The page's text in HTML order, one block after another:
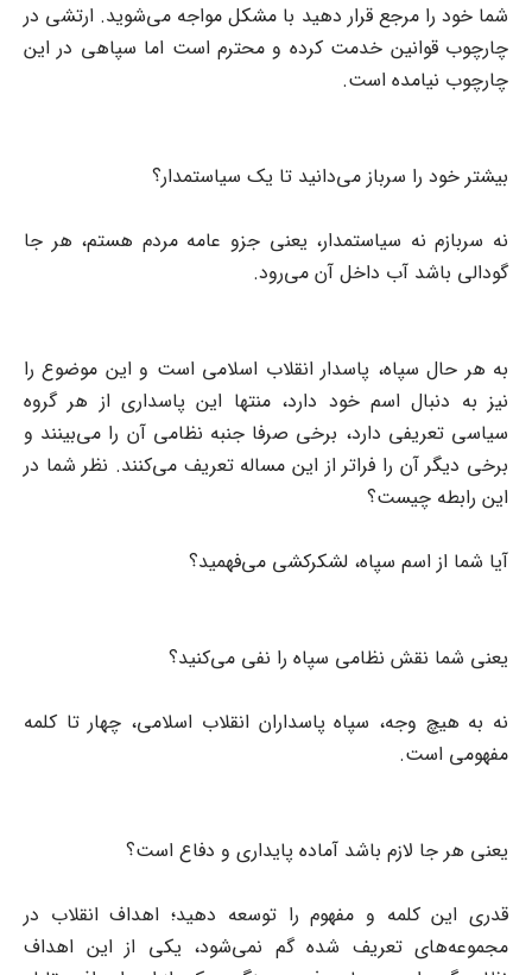
شما خود را مرجع قرار دهید با مشکل مواجه می‌شوید. ارتشی در
چارچوب قوانین خدمت کرده و محترم است اما سپاهی در این
چارچوب نیامده است.
بیشتر خود را سرباز می‌دانید تا یک سیاستمدار؟
نه سربازم نه سیاستمدار، یعنی جزو عامه مردم هستم، هر جا
گودالی باشد آب داخل آن می‌رود.
به هر حال سپاه، پاسدار انقلاب اسلامی است و این موضوع را
نیز به دنبال اسم خود دارد، منتها این پاسداری از هر گروه
سیاسی تعریفی دارد، برخی صرفا جنبه نظامی آن را می‌بینند و
برخی دیگر آن را فرا‌تر از این مساله تعریف می‌کنند. نظر شما در
این رابطه چیست؟
آیا شما از اسم سپاه، لشکرکشی می‌فهمید؟
یعنی شما نقش نظامی سپاه را نفی می‌کنید؟
نه به هیچ وجه، سپاه پاسداران انقلاب اسلامی، چهار تا کلمه
مفهومی است.
یعنی هر جا لازم باشد آماده پایداری و دفاع است؟
قدری این کلمه و مفهوم را توسعه دهید؛ اهداف انقلاب در
مجموعه‌های تعریف شده گم نمی‌شود، یکی از این اهداف